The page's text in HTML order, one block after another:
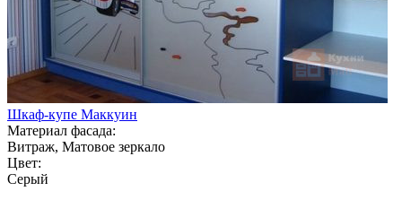
Шкаф-купе Маккуин
Материал фасада:
Витраж, Матовое зеркало
Цвет:
Серый